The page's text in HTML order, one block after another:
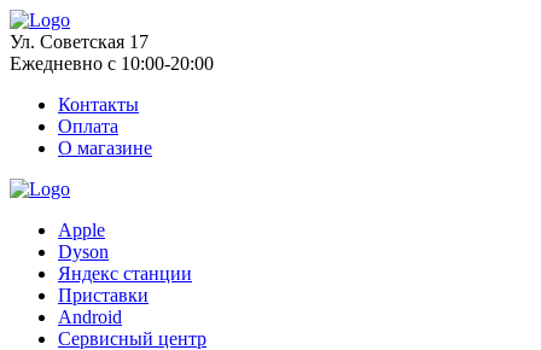
Ул. Советская 17
Ежедневно с 10:00-20:00
Контакты
Оплата
О магазине
Apple
Dyson
Яндекс станции
Приставки
Android
Сервисный центр